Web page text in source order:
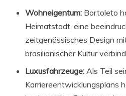
Wohneigentum: Bortoleto
Heimatstadt, eine
zeitgenössisches Design
brasilianischer Kultur
Luxusfahrzeuge: Als Teil
Karriereentwicklungsplans